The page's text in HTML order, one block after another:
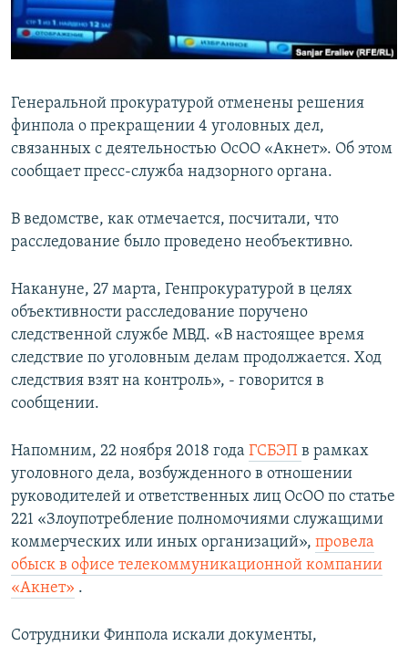
Генеральной прокуратурой отменены решения
финпола о прекращении 4 уголовных дел,
связанных с деятельностью ОсОО «Акнет». Об этом
сообщает пресс-служба надзорного органа.
В ведомстве, как отмечается, посчитали, что
расследование было проведено необъективно.
Накануне, 27 марта, Генпрокуратурой в целях
объективности расследование поручено
следственной службе МВД. «В настоящее время
следствие по уголовным делам продолжается. Ход
следствия взят на контроль», - говорится в
сообщении.
Напомним, 22 ноября 2018 года ГСБЭП в рамках
уголовного дела, возбужденного в отношении
руководителей и ответственных лиц ОсОО по статье
221 «Злоупотребление полномочиями служащими
коммерческих или иных организаций»​, провела
обыск в офисе телекоммуникационной компании
«Акнет» .
Сотрудники Финпола искали документы,